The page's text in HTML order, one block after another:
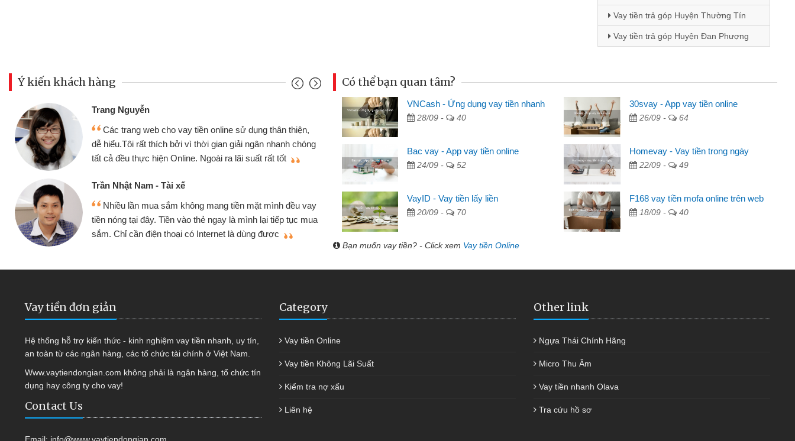
Vay tiền trả góp Huyện Thường Tín
Vay tiền trả góp Huyện Đan Phượng
Ý kiến khách hàng
thiện,
chóng
vay
tục mua
Đoàn Hữu Cảnh
Mình cần tiền gấp nên định cầm cố chiếc xe wave
nhưng thật may đã có gói vay tiền bằng CMND online
không cần gặp mặt nên rất tiện lợi, sẽ giới thiệu cho bạn
Cấn Văn Lực - Tạp hóa
Tôi kinh doanh buôn bán nhỏ lẻ nhiều lúc cần vốn nhập
hàng, nhờ biết đến website qua bạn bè giới thiệu tôi đã giải
quyết được công việc của mình nhanh chóng
Mai Lan - Sinh viên
Tôi biết đến thông qua quảng cáo trên facebook. Tôi là
sinh viên nên cần đóng tiền nhà, sinh nhật bạn bè, mà đọc
thấy thủ tục nhanh gọn nên tôi quyết định vay
Mất 2 tuần các ngân hàng không ai cho vay. Trong khi
cần có 2 triệu để giải quyết việc riêng, trong 1-2 ngày tôi trả
được thôi. Cảm ơn đã giúp tôi kịp thời và nhanh chóng
Có thể bạn quan tâm?
VNCash - Ứng dụng vay tiền nhanh
28/09 - 40
30svay - App vay tiền online
26/09 - 64
Bac vay - App vay tiền online
24/09 - 52
Homevay - Vay tiền trong ngày
22/09 - 49
VayID - Vay tiền lấy liền
20/09 - 70
F168 vay tiền mofa online trên web
18/09 - 40
Bạn muốn vay tiền? - Click xem Vay tiền Online
Vay tiền đơn giản
Hệ thống hỗ trợ kiến thức - kinh nghiệm vay tiền nhanh, uy tín,
an toàn từ các ngân hàng, các tổ chức tài chính ở Việt Nam.
Www.vaytiendongian.com không phải là ngân hàng, tổ chức tín
dụng hay công ty cho vay!
Contact Us
Category
Vay tiền Online
Vay tiền Không Lãi Suất
Kiểm tra nợ xấu
Liên hệ
Other link
Ngựa Thái Chính Hãng
Micro Thu Âm
Vay tiền nhanh Olava
Tra cứu hồ sơ